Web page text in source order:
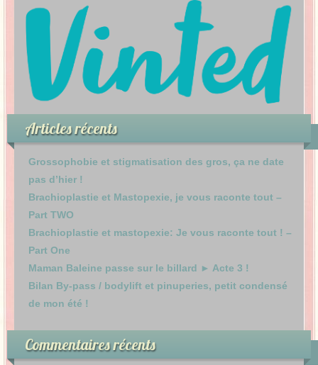
Articles récents
Grossophobie et stigmatisation des gros, ça ne date
pas d’hier !
Brachioplastie et Mastopexie, je vous raconte tout –
Part TWO
Brachioplastie et mastopexie: Je vous raconte tout ! –
Part One
Maman Baleine passe sur le billard ► Acte 3 !
Bilan By-pass / bodylift et pinuperies, petit condensé
de mon été !
Commentaires récents